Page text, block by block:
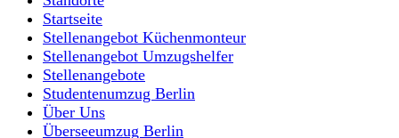
Startseite
Stellenangebot Küchenmonteur
Stellenangebot Umzugshelfer
Stellenangebote
Studentenumzug Berlin
Über Uns
Überseeumzug Berlin